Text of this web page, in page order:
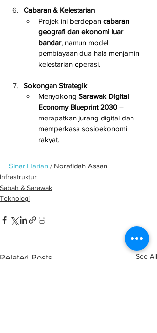
Cabaran & Kelestarian
Projek ini berdepan cabaran
geografi dan ekonomi luar
bandar, namun model
pembiayaan dua hala menjamin
kelestarian operasi.
Sokongan Strategik
Menyokong Sarawak Digital
Economy Blueprint 2030 –
merapatkan jurang digital dan
memperkasa sosioekonomi
rakyat.
Sinar Harian / Norafidah Assan
Infrastruktur
Sabah & Sarawak
Teknologi
Related Posts See All